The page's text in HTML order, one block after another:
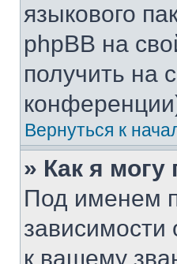
языкового
phpBB на
получить на
Вернуться к
» Как я
Под именем
зависимости
к вашему